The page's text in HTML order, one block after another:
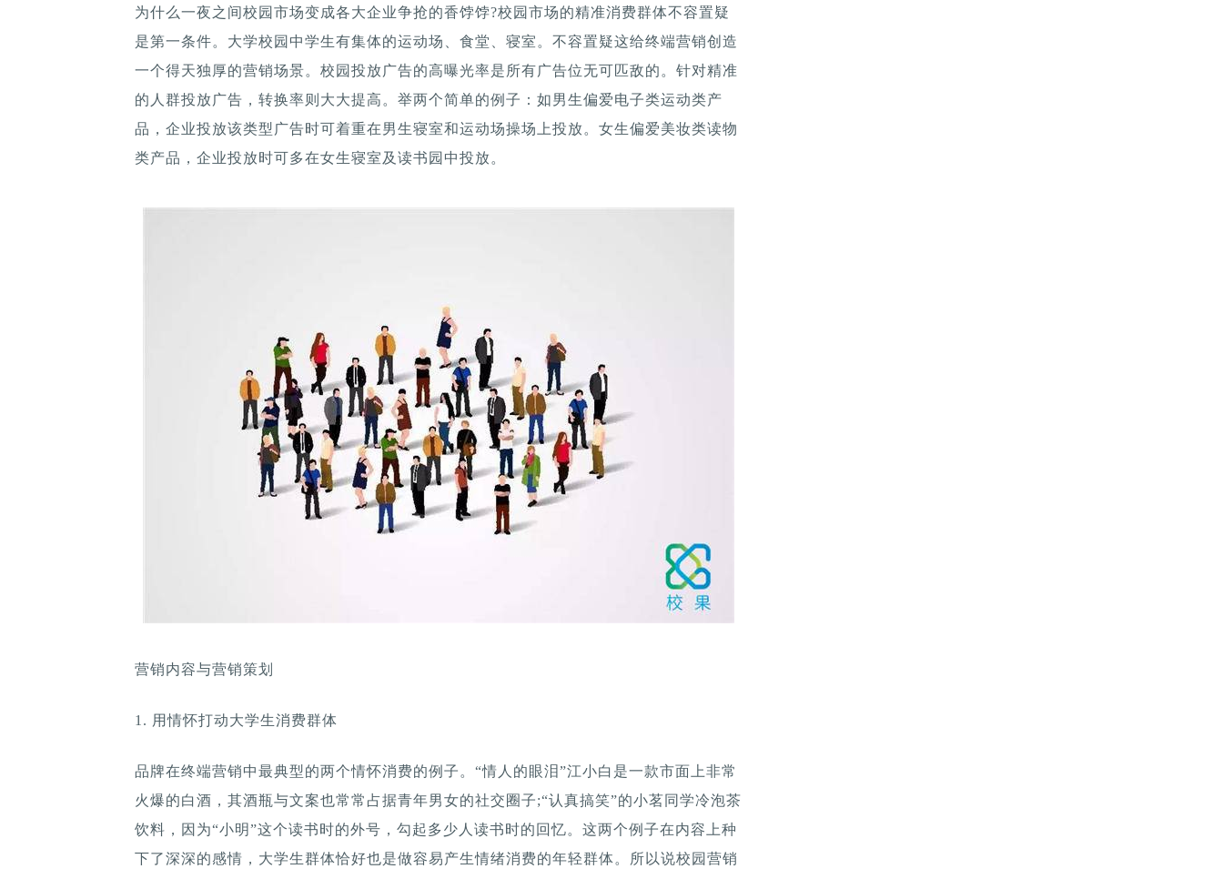
为什么一夜之间校园市场变成各大企业争抢的香饽饽?校园市场的精准消费群体不容置疑
是第一条件。大学校园中学生有集体的运动场、食堂、寝室。不容置疑这给终端营销创造
一个得天独厚的营销场景。校园投放广告的高曝光率是所有广告位无可匹敌的。针对精准
的人群投放广告，转换率则大大提高。举两个简单的例子：如男生偏爱电子类运动类产
品，企业投放该类型广告时可着重在男生寝室和运动场操场上投放。女生偏爱美妆类读物
类产品，企业投放时可多在女生寝室及读书园中投放。
营销内容与营销策划
1. 用情怀打动大学生消费群体
品牌在终端营销中最典型的两个情怀消费的例子。“情人的眼泪”江小白是一款市面上非常
火爆的白酒，其酒瓶与文案也常常占据青年男女的社交圈子;“认真搞笑”的小茗同学冷泡茶
饮料，因为“小明”这个读书时的外号，勾起多少人读书时的回忆。这两个例子在内容上种
下了深深的感情，大学生群体恰好也是做容易产生情绪消费的年轻群体。所以说校园营销